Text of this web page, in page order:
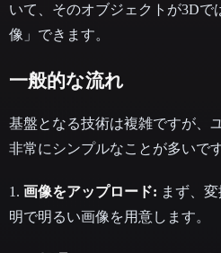
いて、そのオブジェクトが3Dで
像」できます。
一般的な流れ
基盤となる技術は複雑ですが、
非常にシンプルなことが多いです
1. 画像をアップロード: まず、
明で明るい画像を用意します。